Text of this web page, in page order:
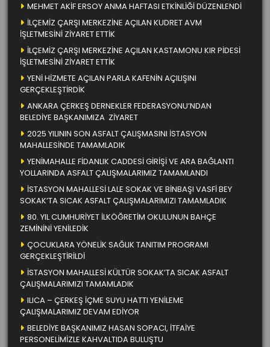
MEHMET AKİF ERSOY ANMA HAFTASI ETKİNLİĞİ DÜZENLENDİ
İLÇEMİZ ÇARŞI MERKEZİNE AÇILAN KUDRET AVM
İŞLETMESİNİ ZİYARET ETTİK
İLÇEMİZ ÇARŞI MERKEZİNE AÇILAN KASTAMONU KIR PİDESİ
İŞLETMESİNİ ZİYARET ETTİK
YENİ HİZMETE AÇILAN PARLA KAFENİN AÇILIŞINI
GERÇEKLEŞTİRDİK
ANKARA ÇERKEŞ DERNEKLER FEDERASYONU’NDAN
BELEDİYE BAŞKANIMIZA ZİYARET
2025 YILININ SON ASFALT ÇALIŞMASINI İSTASYON
MAHALLESİNDE TAMAMLADIK
YENİMAHALLE FİDANLIK CADDESİ GİRİŞİ VE ARA BAĞLANTI
YOLLARINDA ASFALT ÇALIŞMALARIMIZ TAMAMLANDI
İSTASYON MAHALLESİ LALE SOKAK VE BİNBAŞI VASFİ BEY
SOKAK’TA SICAK ASFALT ÇALIŞMALARIMIZI TAMAMLADIK
80. YIL CUMHURİYET İLKÖĞRETİM OKULUNUN BAHÇE
ZEMİNİNİ YENİLEDİK
ÇOCUKLARA YÖNELİK SAĞLIK TANITIM PROGRAMI
GERÇEKLEŞTİRİLDİ
İSTASYON MAHALLESİ KÜLTÜR SOKAK’TA SICAK ASFALT
ÇALIŞMALARIMIZI TAMAMLADIK
ILICA – ÇERKEŞ İÇME SUYU HATTI YENİLEME
ÇALIŞMALARIMIZ DEVAM EDİYOR
BELEDİYE BAŞKANIMIZ HASAN SOPACI, İTFAİYE
PERSONELİMİZLE KAHVALTIDA BULUŞTU